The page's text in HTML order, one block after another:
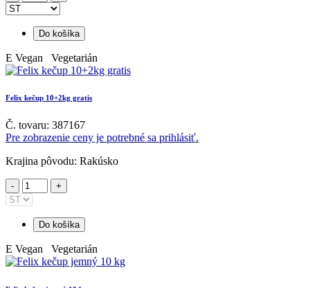
Do košíka
E Vegan Vegetarián
Felix kečup 10+2kg gratis
Č. tovaru: 387167
Pre zobrazenie ceny je potrebné sa prihlásiť.
Krajina pôvodu: Rakúsko
Do košíka
E Vegan Vegetarián